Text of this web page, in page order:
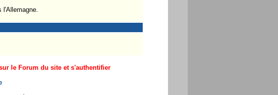
le Forum du site et s'authentifier